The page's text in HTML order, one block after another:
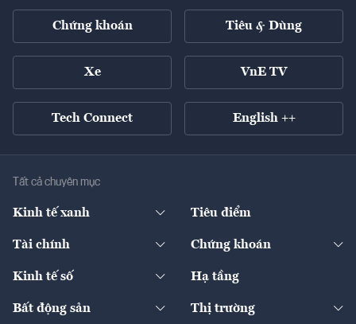
Chứng khoán Tiêu & Dùng
Xe VnE TV
Tech Connect English ++
Tất cả chuyên mục
Kinh tế xanh
Diễn đàn
Tiêu điểm
Tài chính
Ngân hàng
Chứng khoán
Doanh nghiệp niêm yết
Kinh tế số
Sản phẩm - Thị trường
Hạ tầng
Bất động sản Thị trường